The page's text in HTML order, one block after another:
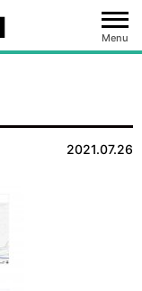
Menu
2021.07.26